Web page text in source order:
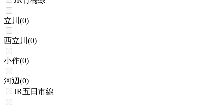
立川 (0)
西立川 (0)
小作(0)
河辺(0)
JR五日市線